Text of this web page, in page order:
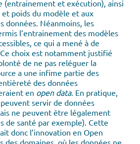
(entrainement et exécution), ainsi
et poids du modèle et aux
données. Néanmoins, les
l’entrainement des modèles
ce qui a mené à de
choix est notamment justifié
de ne pas reléguer la
a une infime partie des
des données
en open data. En pratique,
servir de données
ne peuvent être légalement
de santé par exemple). Cette
donc l’innovation en Open
des domaines, où les données ne